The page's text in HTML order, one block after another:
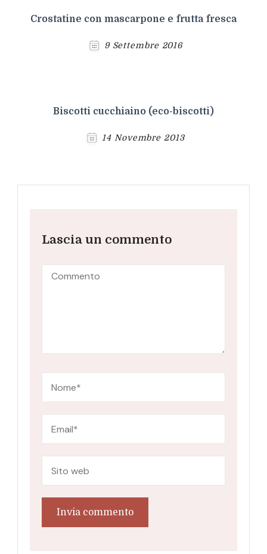
Crostatine con mascarpone e frutta fresca
9 Settembre 2016
Biscotti cucchiaino (eco-biscotti)
14 Novembre 2013
Lascia un commento